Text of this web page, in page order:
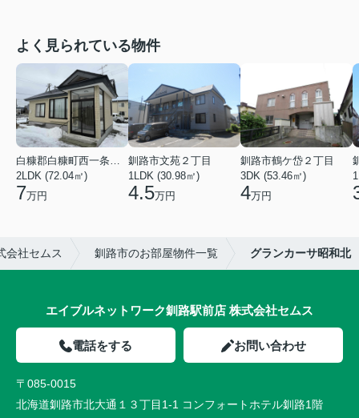
よく見られている物件
白糠郡白糠町西一条南４丁目
2LDK (72.04㎡)
7万円
釧路市文苑２丁目
1LDK (30.98㎡)
4.5万円
釧路市鶴ケ岱２丁目
3DK (53.46㎡)
4万円
会社セムス 釧路市のお部屋物件一覧 グランカーサ昭和北
エイブルネットワーク釧路駅前店 株式会社セムス
電話をする お問い合わせ
〒085-0015
北海道釧路市北大通１３丁目1-1 コンフォートホテル釧路1階